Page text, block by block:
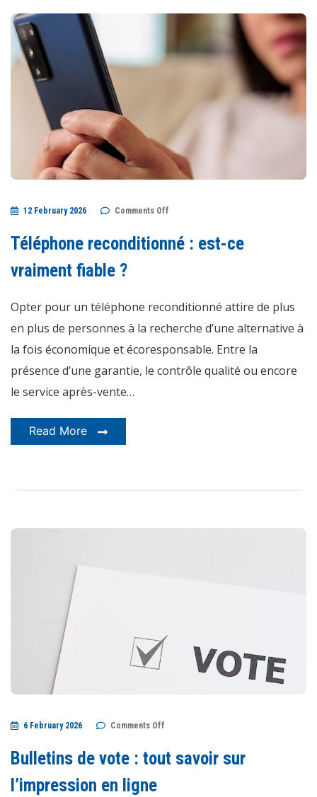
12 February 2026 Comments Off
est-
Téléphone reconditionné : est-ce
vraiment fiable ?
Opter pour un téléphone reconditionné attire de plus
en plus de personnes à la recherche d’une alternative à
la fois économique et écoresponsable. Entre la
présence d’une garantie, le contrôle qualité ou encore
le service après-vente…
Read More
6 February 2026 Comments Off
vote
:
Bulletins de vote : tout savoir sur
l’impression en ligne